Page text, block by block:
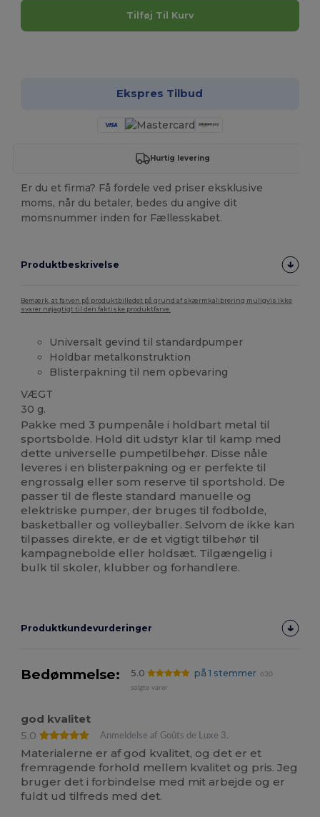
Tilføj Til Kurv
Ekspres Tilbud
Hurtig levering
Er du et firma? Få fordele ved priser eksklusive
moms, når du betaler, bedes du angive dit
momsnummer inden for Fællesskabet.
Produktbeskrivelse
Bemærk, at farven på produktbilledet på grund af skærmkalibrering muligvis ikke
svarer nøjagtigt til den faktiske produktfarve.
Universalt gevind til standardpumper
Holdbar metalkonstruktion
Blisterpakning til nem opbevaring
VÆGT
30 g.
Pakke med 3 pumpenåle i holdbart metal til
sportsbolde. Hold dit udstyr klar til kamp med
dette universelle pumpetilbehør. Disse nåle
leveres i en blisterpakning og er perfekte til
engrossalg eller som reserve til sportshold. De
passer til de fleste standard manuelle og
elektriske pumper, der bruges til fodbolde,
basketballer og volleyballer. Selvom de ikke kan
tilpasses direkte, er de et vigtigt tilbehør til
kampagnebolde eller holdsæt. Tilgængelig i
bulk til skoler, klubber og forhandlere.
Produktkundevurderinger
Bedømmelse: 5.0 på 1 stemmer
630
solgte varer
god kvalitet
5.0
Anmeldelse af Goûts de Luxe 3.
Materialerne er af god kvalitet, og det er et
fremragende forhold mellem kvalitet og pris. Jeg
bruger det i forbindelse med mit arbejde og er
fuldt ud tilfreds med det.